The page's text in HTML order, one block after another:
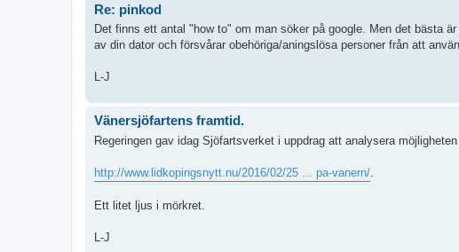
Re: pinkod
Det finns ett antal "how to" om man söker på google. Men det bästa
av din dator och försvårar obehöriga/aningslösa personer från att
L-J
Vänersjöfartens framtid.
Regeringen gav idag Sjöfartsverket i uppdrag att analysera
http://www.lidkopingsnytt.nu/2016/02/25 ... pa-vanern/
Ett litet ljus i mörkret.
L-J